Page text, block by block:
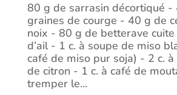
80 g de sarrasin décortiqué -
graines de courge - 40 g de
noix - 80 g de betterave
d’ail - 1 c. à soupe de miso
café de miso pur soja) - 2 c.
de citron - 1 c. à café de
tremper le...